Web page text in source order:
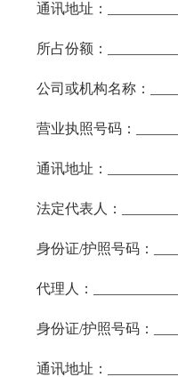
通讯地址：
所占份额：
公司或机构名称：
营业执照号码：
通讯地址：
法定代表人：
身份证/护照号码：
代理人：
身份证/护照号码：
通讯地址：